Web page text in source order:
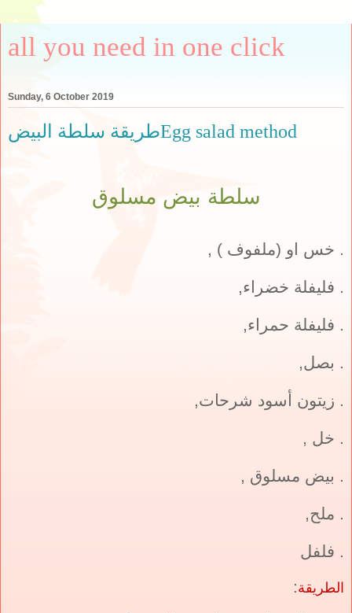
all you need in one click
Sunday, 6 October 2019
طريقة سلطة البيضEgg salad method
سلطة بيض مسلوق
. خس او (ملفوف ) ,
. فليفلة خضراء,
. فليفلة حمراء,
. بصل,
. زيتون أسود شرحات,
. خل ,
. بيض مسلوق ,
. ملح,
. فلفل
الطريقة: